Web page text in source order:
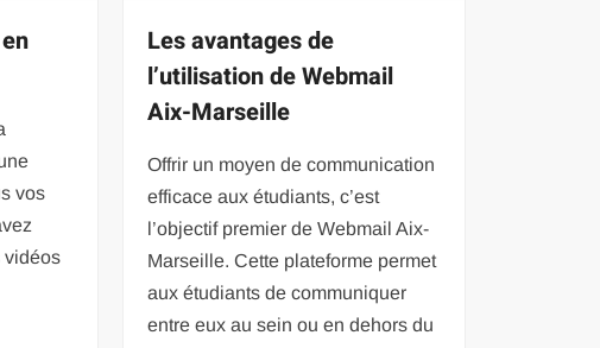
vos
vidéos
Les avantages de
l’utilisation de Webmail
Aix-Marseille
Offrir un moyen de communication
efficace aux étudiants, c’est
l’objectif premier de Webmail Aix-
Marseille. Cette plateforme permet
aux étudiants de communiquer
entre eux au sein ou en dehors du